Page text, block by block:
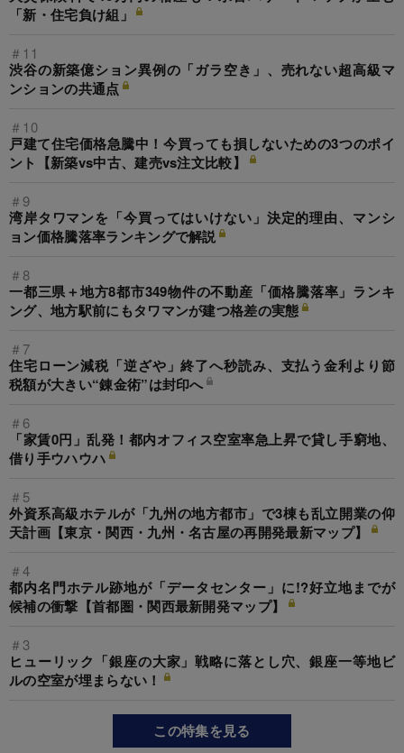
「新・住宅負け組」
＃11
渋谷の新築億ション異例の「ガラ空き」、売れない超高級マ
ンションの共通点
＃10
戸建て住宅価格急騰中！今買っても損しないための3つのポイ
ント【新築vs中古、建売vs注文比較】
＃9
湾岸タワマンを「今買ってはいけない」決定的理由、マンシ
ョン価格騰落率ランキングで解説
＃8
一都三県＋地方8都市349物件の不動産「価格騰落率」ランキ
ング、地方駅前にもタワマンが建つ格差の実態
＃7
住宅ローン減税「逆ざや」終了へ秒読み、支払う金利より節
税額が大きい“錬金術”は封印へ
＃6
「家賃0円」乱発！都内オフィス空室率急上昇で貸し手窮地、
借り手ウハウハ
＃5
外資系高級ホテルが「九州の地方都市」で3棟も乱立開業の仰
天計画【東京・関西・九州・名古屋の再開発最新マップ】
＃4
都内名門ホテル跡地が「データセンター」に!?好立地までが
候補の衝撃【首都圏・関西最新開発マップ】
＃3
ヒューリック「銀座の大家」戦略に落とし穴、銀座一等地ビ
ルの空室が埋まらない！
この特集を見る